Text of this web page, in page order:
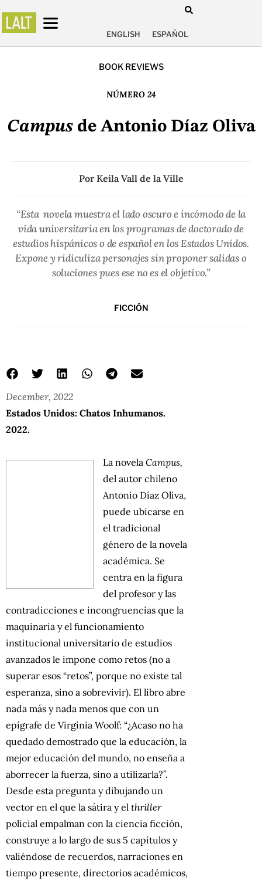
ENGLISH ESPAÑOL
BOOK REVIEWS
NÚMERO 24
Campusde Antonio Díaz Oliva
PorKeila Vall de la Ville
“Esta novela muestra el lado oscuro e incómodo de la
vida universitaria en los programas de doctorado de
estudios hispánicos o de español en los Estados Unidos.
Expone y ridiculiza personajes sin proponer salidas o
soluciones pues ese no es el objetivo.”
FICCIÓN
December, 2022
Estados Unidos: Chatos Inhumanos.
2022.
La novela Campus,
del autor chileno
Antonio Díaz Oliva,
puede ubicarse en
el tradicional
género de la novela
académica. Se
centra en la figura
del profesor y las
contradicciones e incongruencias que la
maquinaria y el funcionamiento
institucional universitario de estudios
avanzados le impone como retos (no a
superar esos “retos”, porque no existe tal
esperanza, sino a sobrevivir). El libro abre
nada más y nada menos que con un
epígrafe de Virginia Woolf: “¿Acaso no ha
quedado demostrado que la educación, la
mejor educación del mundo, no enseña a
aborrecer la fuerza, sino a utilizarla?”.
Desde esta pregunta y dibujando un
vector en el que la sátira y el thriller
policial empalman con la ciencia ficción,
construye a lo largo de sus 5 capítulos y
valiéndose de recuerdos, narraciones en
tiempo presente, directorios académicos,